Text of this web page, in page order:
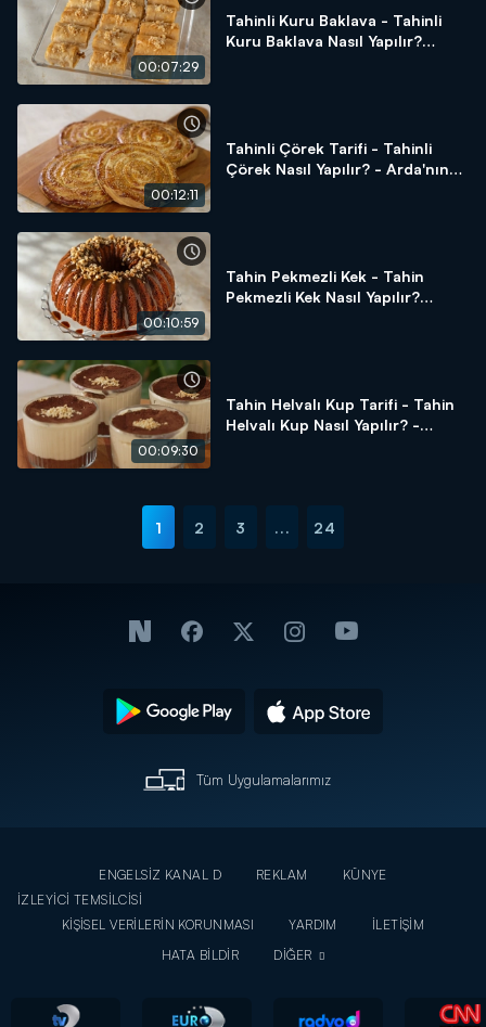
00:07:29
Tahinli Kuru Baklava - Tahinli
Kuru Baklava Nasıl Yapılır?
00:12:11
Tahinli Çörek Tarifi - Tahinli
Çörek Nasıl Yapılır? - Arda'nın
00:10:59
Tahin Pekmezli Kek - Tahin
Pekmezli Kek Nasıl Yapılır?
00:09:30
Tahin Helvalı Kup Tarifi - Tahin
Helvalı Kup Nasıl Yapılır? -
1 2 3 ... 24
Tüm Uygulamalarımız
ENGELSİZ KANAL D REKLAM
KÜNYE
İZLEYİCİ TEMSİLCİSİ
KİŞİSEL VERİLERİN KORUNMASI
YARDIM
İLETİŞİM
HATA BİLDİR
DİĞER